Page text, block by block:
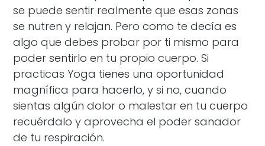
se puede sentir realmente que esas zonas
se nutren y relajan. Pero como te decía es
algo que debes probar por ti mismo para
poder sentirlo en tu propio cuerpo. Si
practicas Yoga tienes una oportunidad
magnífica para hacerlo, y si no, cuando
sientas algún dolor o malestar en tu cuerpo
recuérdalo y aprovecha el poder sanador
de tu respiración.